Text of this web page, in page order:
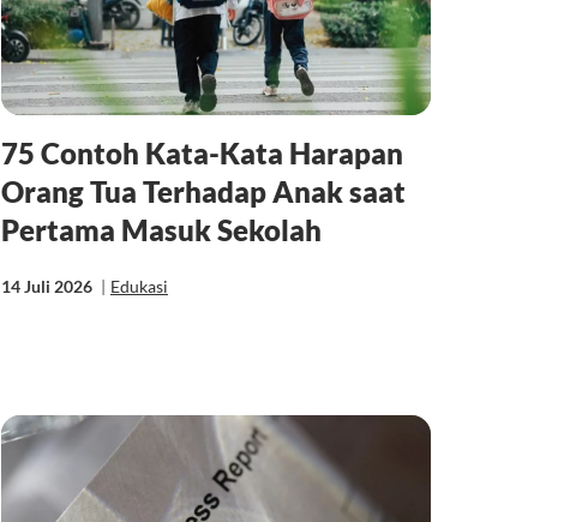
75 Contoh Kata-Kata Harapan
Orang Tua Terhadap Anak saat
Pertama Masuk Sekolah
14 Juli 2026 | Edukasi